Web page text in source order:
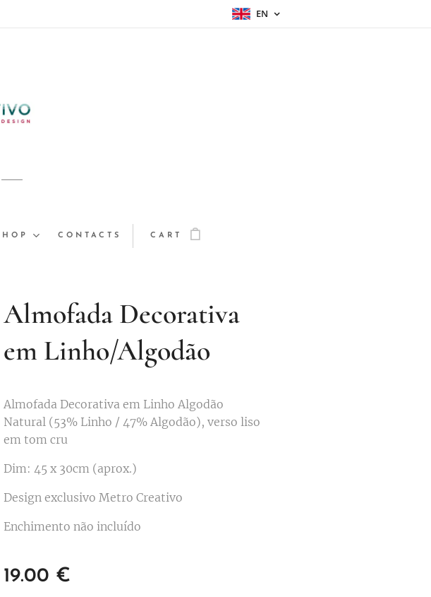
EN
CONTACTS CART
Almofada Decorativa
em Linho/Algodão
Almofada Decorativa em Linho Algodão
Natural (53% Linho / 47% Algodão), verso liso
em tom cru
Dim: 45 x 30cm (aprox.)
Design exclusivo Metro Creativo
Enchimento não incluído
19.00 €